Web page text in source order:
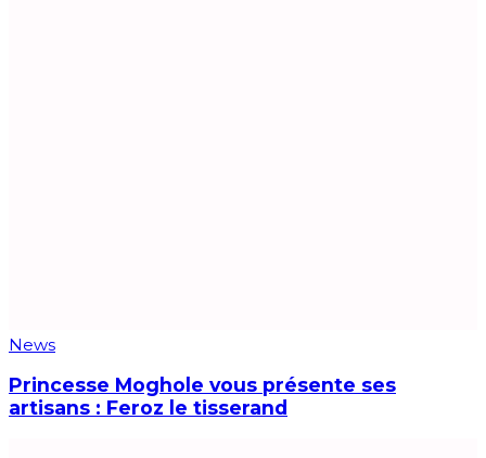
News
Princesse Moghole vous présente ses
artisans : Feroz le tisserand